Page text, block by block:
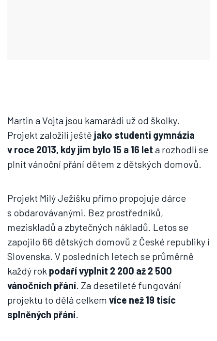
Martin a Vojta jsou kamarádi už od školky.
Projekt založili ještě jako studenti gymnázia
v roce 2013, kdy jim bylo 15 a 16 let a rozhodli se
plnit vánoční přání dětem z dětských domovů.
Projekt Milý Ježíšku přímo propojuje dárce
s obdarovávanými. Bez prostředníků,
meziskladů a zbytečných nákladů. Letos se
zapojilo 66 dětských domovů z České republiky i
Slovenska. V posledních letech se průměrně
každý rok podaří vyplnit 2 200 až 2 500
vánočních přání. Za desetileté fungování
projektu to dělá celkem více než 19 tisíc
splněných přání.